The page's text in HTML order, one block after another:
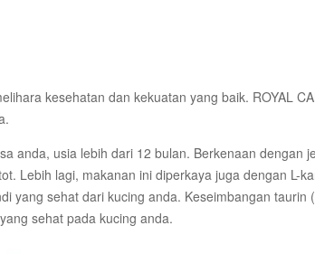
kesehatan dan kekuatan yang baik. ROYAL
anda, usia lebih dari 12 bulan. Berkenaan dengan
Lebih lagi, makanan ini diperkaya juga dengan L-
yang sehat dari kucing anda. Keseimbangan taurin
sehat pada kucing anda.